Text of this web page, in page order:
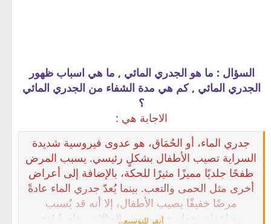
السؤال : ما هو الجدري المائي , ما هي اسباب ظهور
الجدري المائي , كم هي مدة الشفاء من الجدري المائي
؟
الاجابة هي :
جدري الماء، أو الحُمَاق، هو عدوى فيروسية شديدة
السراية تصيب الأطفال بشكلٍ رئيسي. يسبب المرض
طفحًا جلديًا مميزًا مثيرًا للحكة، بالإضافة إلى أعراض
أخرى مثل الحمى والتعب. بينما يُعدّ جدري الماء عادةً
مرضًا خفيفًا يصيب الأطفال، إلا أنه قد يُسبب
مضاعفات خطيرة في بعض الحالات، خاصةً لدى
أنقر للتوسيع...